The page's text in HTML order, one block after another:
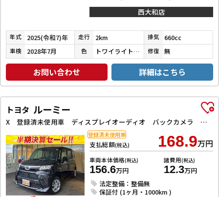
西大和店
年式 2025(令和7)年 走行 2km 排気 660cc
車検 2028年7月 色 トワイライトミストブラックパール 修復 無
お問い合わせ 詳細はこちら
トヨタ ルーミー
X 登録済未使用車 ディスプレイオーディオ バックカメラ 片側電動スライドドア 衝突被害軽減ブレーキ スマートキー 電動格納ミラー アイドリングストップ オートライト サンシェード
支払総額(税込) 168.9万円
車両本体価格(税込)
156.6万円
諸費用(税込)
12.3万円
法定整備：整備無
保証付 (1ヶ月・1000km )
登録済未使用車